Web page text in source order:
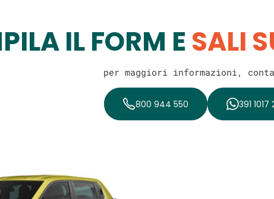
IL FORM E SALI
per maggiori informazioni,
800 944 550 391 1017